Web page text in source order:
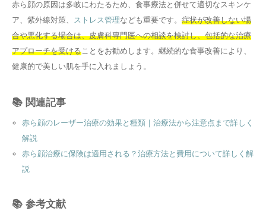
赤ら顔の原因は多岐にわたるため、食事療法と併せて適切なスキンケ
ア、紫外線対策、
ストレス管理なども重要です。 症状が改善しない場
合や悪化する場合は、皮膚科専門医への相談を検討し、包括的な治療
アプローチを受ける ことをお勧めします。継続的な食事改善により、
健康的で美しい肌を手に入れましょう。
📚 関連記事
赤ら顔のレーザー治療の効果と種類｜治療法から注意点まで詳しく
解説
赤ら顔治療に保険は適用される？治療方法と費用について詳しく解
説
📚 参考文献